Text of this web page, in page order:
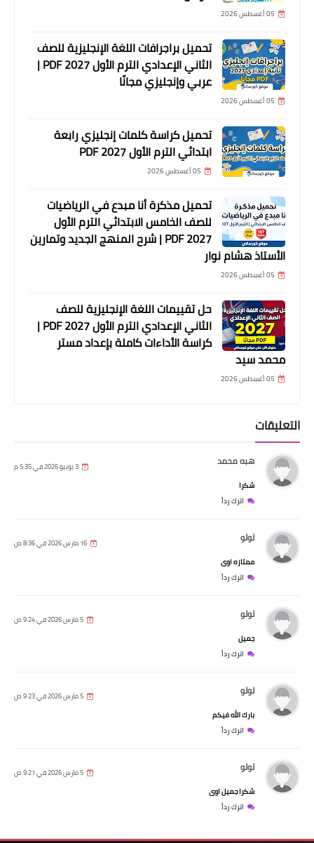
05 أغسطس 2026
تحميل براجرافات اللغة الإنجليزية للصف
الثاني الإعدادي الترم الأول 2027 PDF |
عربي وإنجليزي مجانًا
05 أغسطس 2026
تحميل كراسة كلمات إنجليزي رابعة
ابتدائي الترم الأول 2027 PDF
05 أغسطس 2026
تحميل مذكرة أنا مبدع في الرياضيات
للصف الخامس الابتدائي الترم الأول
2027 PDF | شرح المنهج الجديد وتمارين
الأستاذ هشام نوار
05 أغسطس 2026
حل تقييمات اللغة الإنجليزية للصف
الثاني الإعدادي الترم الأول 2027 PDF |
كراسة الأداءات كاملة بإعداد مستر
محمد سيد
05 أغسطس 2026
التعليقات
هبه محمد 3 يونيو 2026 في 5:35 م
شكرا
اترك رداً
لولو 16 مارس 2026 في 8:36 ص
ممتازه اوى
اترك رداً
لولو 5 مارس 2026 في 9:24 ص
جميل
اترك رداً
لولو 5 مارس 2026 في 9:23 ص
بارك الله فيكم
اترك رداً
لولو 5 مارس 2026 في 9:21 ص
شكرا جميل اوى
اترك رداً